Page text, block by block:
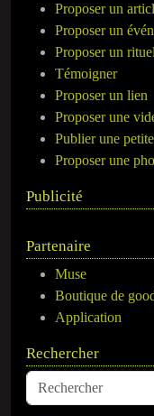
Proposer un
Proposer un
Proposer un rituel
Témoigner
Proposer un lien
Proposer une
Publier une
Proposer une
Publicité
Partenaire
Muse
Boutique de
Application
Rechercher